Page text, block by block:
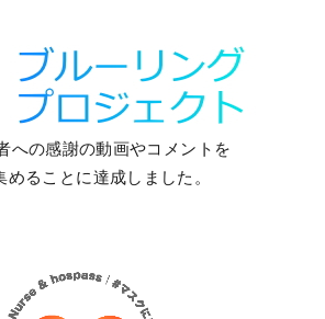
への感謝の動画やコメントを
めることに達成しました。